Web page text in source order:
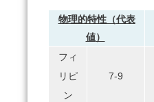
物理的特性（代表
値）
フィ
リピ
ン
7-9